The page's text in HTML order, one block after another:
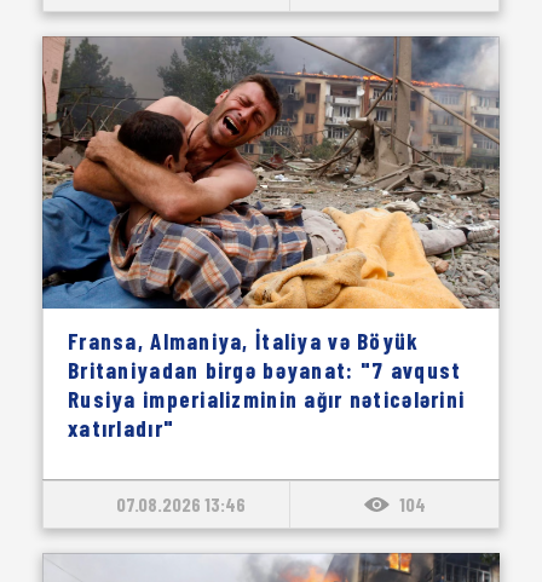
Fransa, Almaniya, İtaliya və Böyük
Britaniyadan birgə bəyanat: "7 avqust
Rusiya imperializminin ağır nəticələrini
xatırladır"
07.08.2026 13:46 104